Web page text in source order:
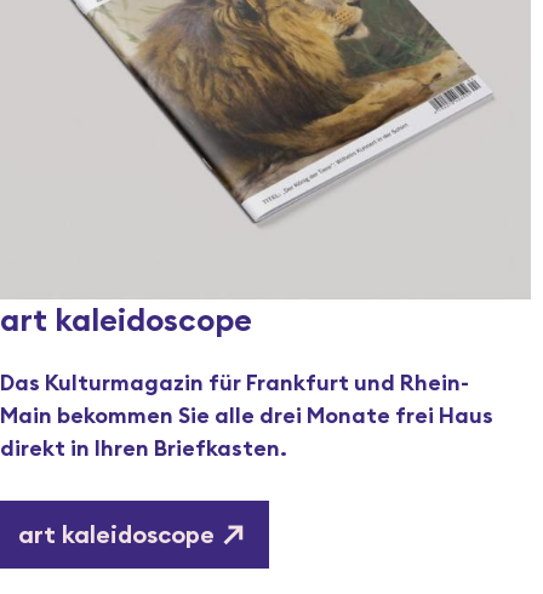
art kaleidoscope
Das Kulturmagazin für Frankfurt und Rhein-
Main bekommen Sie alle drei Monate frei Haus
direkt in Ihren Briefkasten.
art kaleidoscope